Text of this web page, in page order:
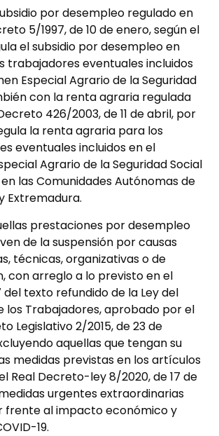
por desempleo regulado en
5/1997, de 10 de enero, según el
el subsidio por desempleo en
trabajadores eventuales incluidos
Especial Agrario de la Seguridad
con la renta agraria regulada
426/2003, de 11 de abril, por
la renta agraria para los
eventuales incluidos en el
Agrario de la Seguridad Social
las Comunidades Autónomas de
Extremadura.
prestaciones por desempleo
de la suspensión por causas
técnicas, organizativas o de
con arreglo a lo previsto en el
texto refundido de la Ley del
los Trabajadores, aprobado por el
Legislativo 2/2015, de 23 de
aquellas que tengan su
medidas previstas en los artículos
Real Decreto-ley 8/2020, de 17 de
urgentes extraordinarias
frente al impacto económico y
19.